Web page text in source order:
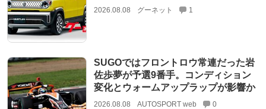
2026.08.08 グーネット 1
SUGOではフロントロウ常連だった岩
佐歩夢が予選9番手。コンディション
変化とウォームアップラップが影響か
2026.08.08 AUTOSPORT web 0